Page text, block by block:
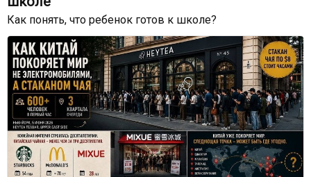
Как понять, что ребенок готов к школе?